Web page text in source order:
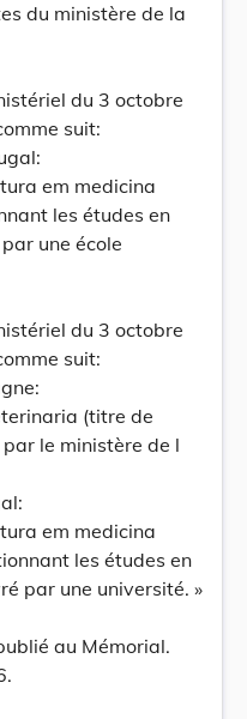
du ministère de la
du 3 octobre
suit:
em medicina
les études en
une école
du 3 octobre
suit:
(titre de
le ministère de l
em medicina
les études en
par une université. »
au Mémorial.